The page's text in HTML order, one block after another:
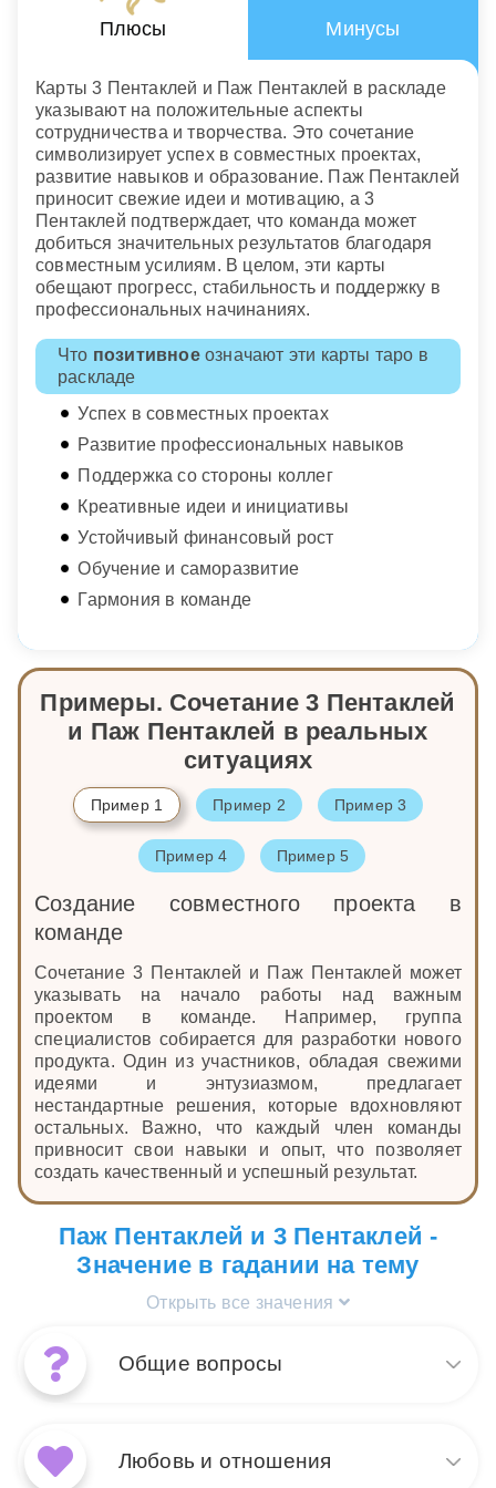
Плюсы Минусы
Карты 3 Пентаклей и Паж Пентаклей в раскладе
указывают на положительные аспекты
сотрудничества и творчества. Это сочетание
символизирует успех в совместных проектах,
развитие навыков и образование. Паж Пентаклей
приносит свежие идеи и мотивацию, а 3
Пентаклей подтверждает, что команда может
добиться значительных результатов благодаря
совместным усилиям. В целом, эти карты
обещают прогресс, стабильность и поддержку в
профессиональных начинаниях.
Что позитивноеозначают эти карты таро в
раскладе
Успех в совместных проектах
Развитие профессиональных навыков
Поддержка со стороны коллег
Креативные идеи и инициативы
Устойчивый финансовый рост
Обучение и саморазвитие
Гармония в команде
Примеры. Сочетание 3 Пентаклей
и Паж Пентаклей в реальных
ситуациях
Пример 1 Пример 2 Пример 3
Пример 4 Пример 5
Создание совместного проекта в
команде
Сочетание 3 Пентаклей и Паж Пентаклей может
указывать на начало работы над важным
проектом в команде. Например, группа
специалистов собирается для разработки нового
продукта. Один из участников, обладая свежими
идеями и энтузиазмом, предлагает
нестандартные решения, которые вдохновляют
остальных. Важно, что каждый член команды
привносит свои навыки и опыт, что позволяет
создать качественный и успешный результат.
Паж Пентаклей и 3 Пентаклей -
Значение в гадании на тему
Открыть все значения
Общие вопросы
Пентаклей и Паж Пентаклей
Любовь и отношения